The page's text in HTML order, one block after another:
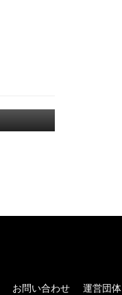
お問い合わせ 運営団体